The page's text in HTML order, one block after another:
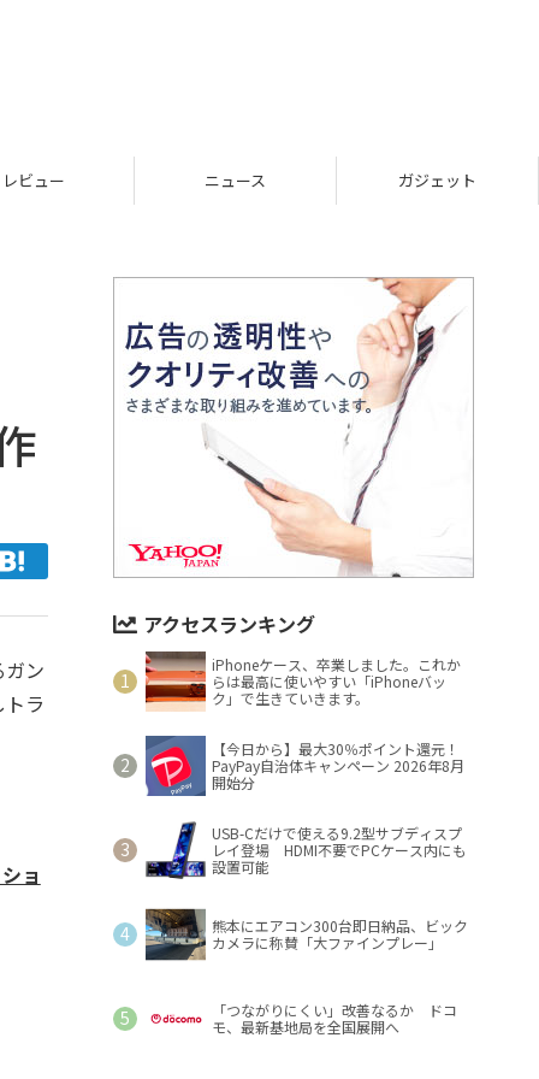
レビュー ニュース ガジェット
ン
ラ
ョ
アクセスランキング
iPhoneケース、卒業しました。これか
らは最高に使いやすい「iPhoneバッ
ク」で生きていきます。
【今日から】最大30％ポイント還元！
PayPay自治体キャンペーン 2026年8月
開始分
USB-Cだけで使える9.2型サブディスプ
レイ登場 HDMI不要でPCケース内にも
設置可能
熊本にエアコン300台即日納品、ビック
カメラに称賛「大ファインプレー」
「つながりにくい」改善なるか ドコ
モ、最新基地局を全国展開へ